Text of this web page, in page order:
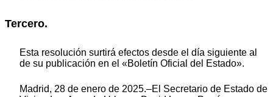
Tercero.
Esta resolución surtirá efectos desde el día siguiente al
de su publicación en el «Boletín Oficial del Estado».
Madrid, 28 de enero de 2025.–El Secretario de Estado de